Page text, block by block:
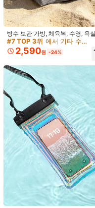
1,772원 절약
1개 살구색 실리콘 목걸이 스트랩
라, 파티/결혼식/이벤트 드레스를
접착식 스트랩리스 리프트 앤 개
라, 작은 가슴을 위한 가슴 확대,
란제리 액세서리
-43%
방수 보관 가방, 체육복, 수영, 욕
외 여행용 대용량 드로스트링 가방
성 및 여성용 세면도구 정리함, 해변
필수품, 수영장 플로트
#7 TOP 3위 에서 기타 수영 장비
2,590원 -24%